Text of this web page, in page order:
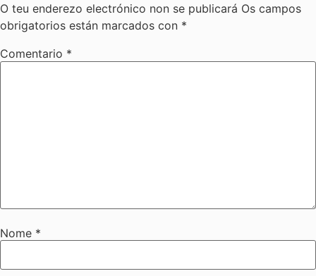
O teu enderezo electrónico non se publicará Os campos
obrigatorios están marcados con *
Comentario *
Nome *